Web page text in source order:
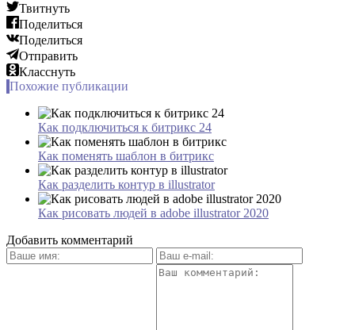
Твитнуть
Поделиться
Поделиться
Отправить
Класснуть
Похожие публикации
Как подключиться к битрикс 24
Как поменять шаблон в битрикс
Как разделить контур в illustrator
Как рисовать людей в adobe illustrator 2020
Добавить комментарий